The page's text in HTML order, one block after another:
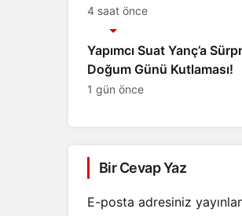
unutulmaz bir Miksoloji
Gecesine İmza Attı
4 saat önce
Yapımcı Suat Yanç’a
Doğum Günü Kutlaması!
Magazin
1 gün önce
Bir Cevap Yaz
E-posta adresiniz